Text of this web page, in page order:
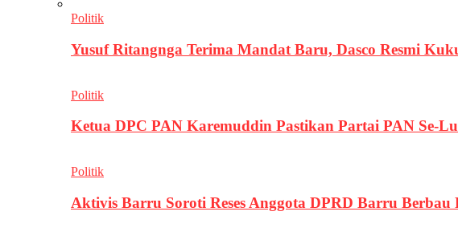
Politik
Yusuf Ritangnga Terima Mandat Baru, Dasco Resmi
Politik
Ketua DPC PAN Karemuddin Pastikan Partai PAN Se-
Politik
Aktivis Barru Soroti Reses Anggota DPRD Barru